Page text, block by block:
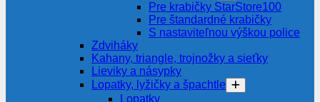
Pre krabičky StarStore100
Pre štandardné krabičky
S nastaviteľnou výškou police
Zdviháky
Kahany, triangle, trojnožky a sieťky
Lieviky a násypky
Lopatky, lyžičky a špachtle
Lopatky